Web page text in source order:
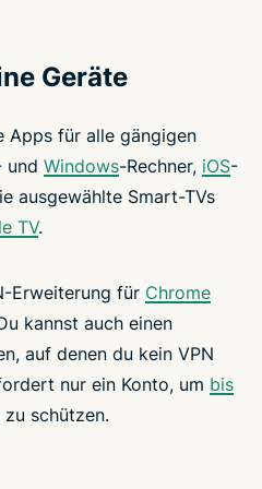
Geräte
Apps für alle gängigen
und Windows-Rechner, iOS-
ausgewählte Smart-TVs
TV.
Erweiterung für Chrome
kannst auch einen
auf denen du kein VPN
nur ein Konto, um bis
schützen.